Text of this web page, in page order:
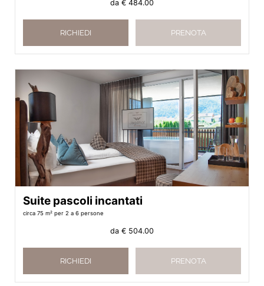
da € 484.00
RICHIEDI PRENOTA
Suite pascoli incantati
circa 75 m² per 2 a 6 persone
da € 504.00
RICHIEDI PRENOTA